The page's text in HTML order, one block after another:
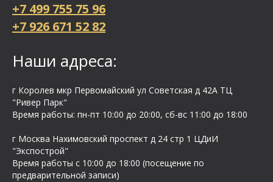
+7 499 755 75 96
+7 926 671 52 82
Наши адреса:
г Королев мкр Первомайский ул Cоветская д 42А ТЦ
"Ривер Парк"
Время работы: пн-пт 10:00 до 20:00, сб-вс 11:00 до 18:00
г Москва Нахимовский проспект д 24 стр 1 ЦДиИ
"Экспострой"
Время работы с 10:00 до 18:00 (посещение по
предварительной записи)